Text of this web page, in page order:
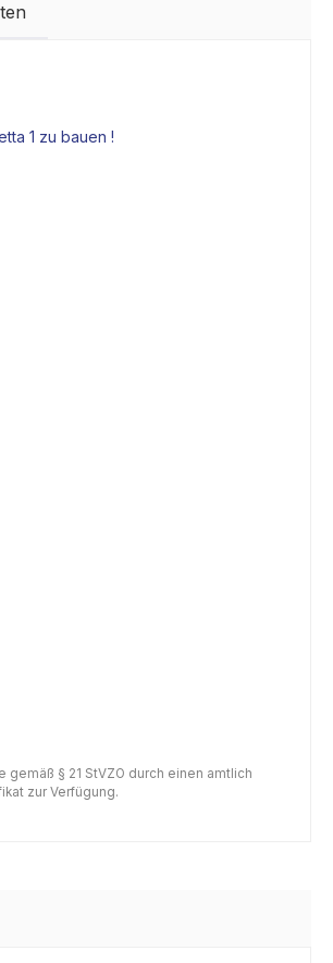
1 zu bauen !
§ 21 StVZO durch einen amtlich
zur Verfügung.